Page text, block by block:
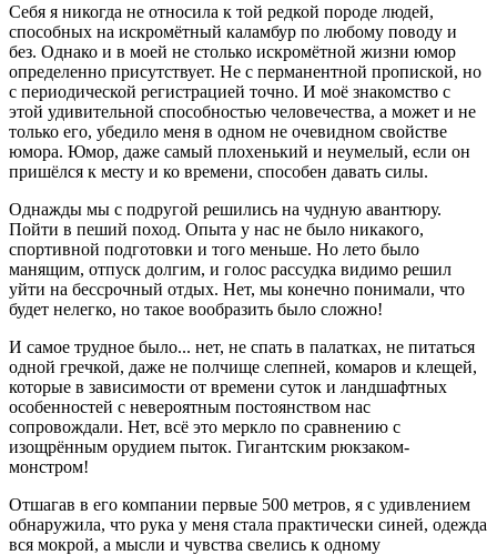
Себя я никогда не относила к той редкой породе людей,
способных на искромётный каламбур по любому поводу и
без. Однако и в моей не столько искромётной жизни юмор
определенно присутствует. Не с перманентной пропиской, но
с периодической регистрацией точно. И моё знакомство с
этой удивительной способностью человечества, а может и не
только его, убедило меня в одном не очевидном свойстве
юмора. Юмор, даже самый плохенький и неумелый, если он
пришёлся к месту и ко времени, способен давать силы.
Однажды мы с подругой решились на чудную авантюру.
Пойти в пеший поход. Опыта у нас не было никакого,
спортивной подготовки и того меньше. Но лето было
манящим, отпуск долгим, и голос рассудка видимо решил
уйти на бессрочный отдых. Нет, мы конечно понимали, что
будет нелегко, но такое вообразить было сложно!
И самое трудное было... нет, не спать в палатках, не питаться
одной гречкой, даже не полчище слепней, комаров и клещей,
которые в зависимости от времени суток и ландшафтных
особенностей с невероятным постоянством нас
сопровождали. Нет, всё это меркло по сравнению с
изощрённым орудием пыток. Гигантским рюкзаком-
монстром!
Отшагав в его компании первые 500 метров, я с удивлением
обнаружила, что рука у меня стала практически синей, одежда
вся мокрой, а мысли и чувства свелись к одному